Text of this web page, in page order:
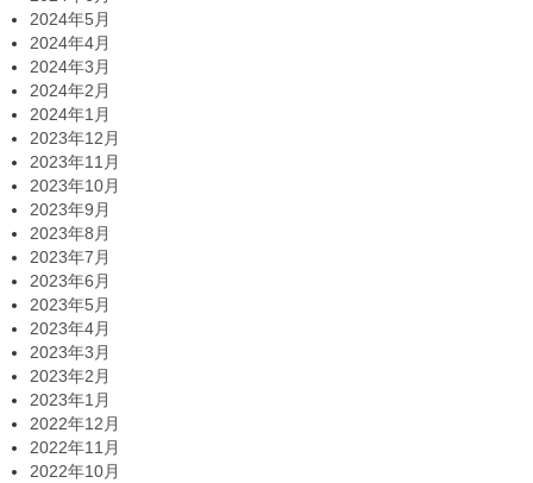
2024年5月
2024年4月
2024年3月
2024年2月
2024年1月
2023年12月
2023年11月
2023年10月
2023年9月
2023年8月
2023年7月
2023年6月
2023年5月
2023年4月
2023年3月
2023年2月
2023年1月
2022年12月
2022年11月
2022年10月